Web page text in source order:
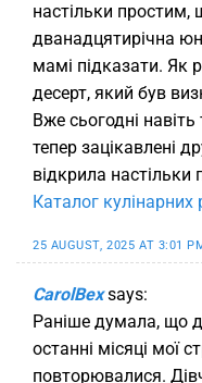
настільки простим,
дванадцятирічна
мамі підказати. Як
десерт, який був
Вже сьогодні навіть
тепер зацікавлені
відкрила
Каталог кулінарних
25 AUGUST, 2025 AT 3:01
CarolBex says:
Раніше думала, що
останні місяці мої
повторювалися.